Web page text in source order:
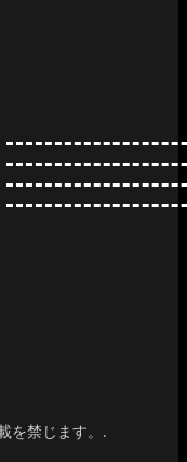
を禁じます。.